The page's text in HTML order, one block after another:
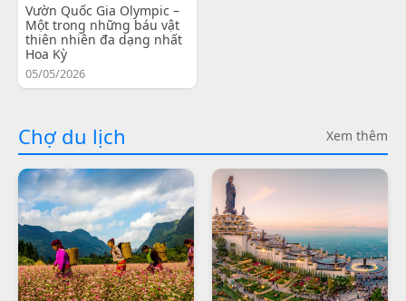
Vườn Quốc Gia Olympic –
Một trong những báu vật
thiên nhiên đa dạng nhất
Hoa Kỳ
05/05/2026
Chợ du lịch Xem thêm